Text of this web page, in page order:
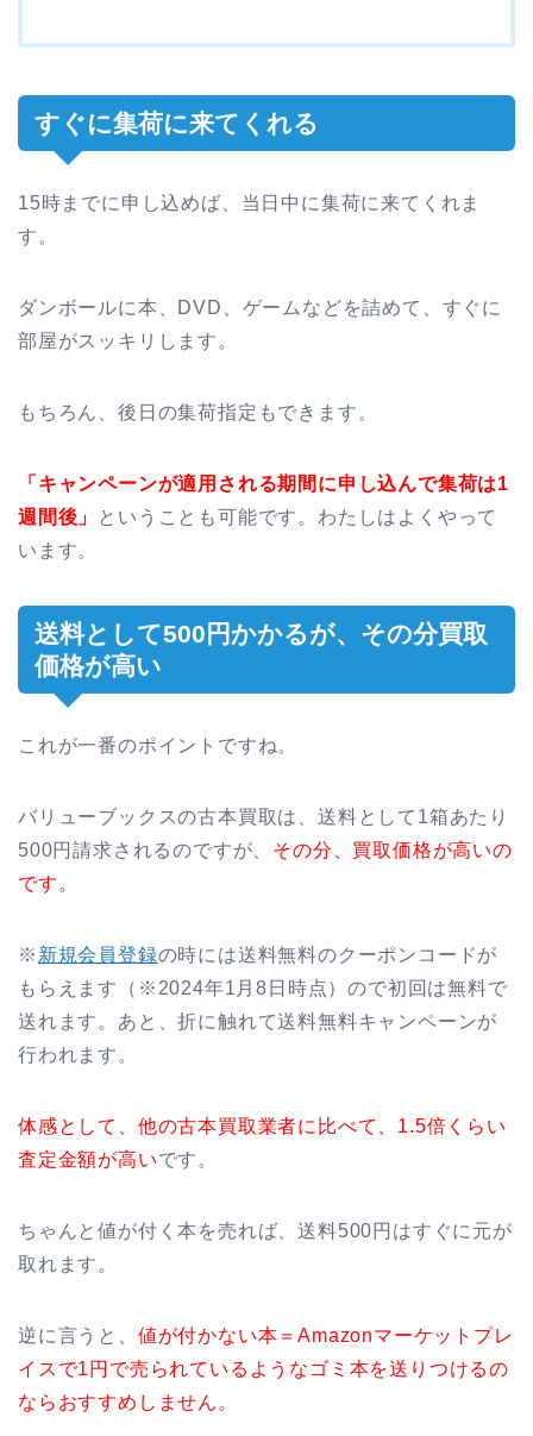
すぐに集荷に来てくれる
15時までに申し込めば、当日中に集荷に来てくれま
す。
ダンボールに本、DVD、ゲームなどを詰めて、すぐに
部屋がスッキリします。
もちろん、後日の集荷指定もできます。
「キャンペーンが適用される期間に申し込んで集荷は1
週間後」
ということも可能です。わたしはよくやって
います。
送料として500円かかるが、その分買取
価格が高い
これが一番のポイントですね。
バリューブックスの古本買取は、送料として1箱あたり
500円請求されるのですが、 その分、買取価格が高いの
です。
※ 新規会員登録の時には送料無料のクーポンコードが
もらえます（※2024年1月8日時点）ので初回は無料で
送れます。あと、折に触れて送料無料キャンペーンが
行われます。
体感として、他の古本買取業者に比べて、1.5倍くらい
査定金額が高いです。
ちゃんと値が付く本を売れば、送料500円はすぐに元が
取れます。
逆に言うと、 値が付かない本＝Amazonマーケットプレ
イスで1円で売られているようなゴミ本を送りつけるの
ならおすすめしません。